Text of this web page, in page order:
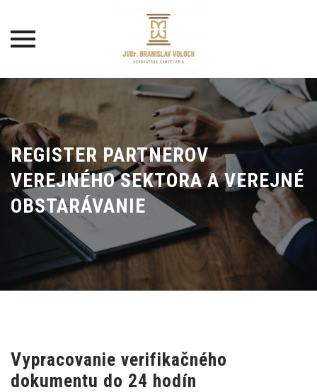
content
REGISTER PARTNEROV
VEREJNÉHO SEKTORA A VEREJNÉ
OBSTARÁVANIE
Vypracovanie verifikačného
dokumentu do 24 hodín